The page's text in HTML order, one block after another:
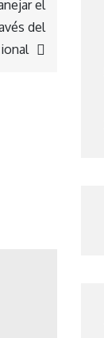
el
del